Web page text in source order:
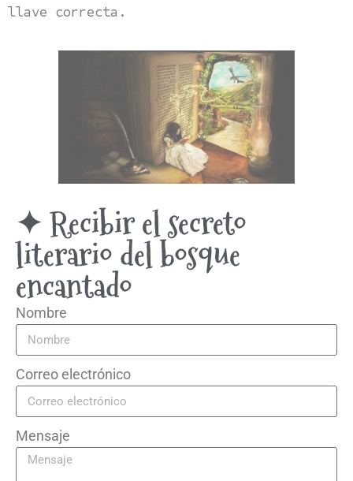
llave correcta.
✦ Recibir el secreto
literario del bosque
encantado
Nombre
Correo electrónico
Mensaje